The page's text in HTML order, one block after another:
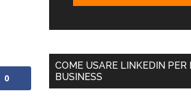
0
COME USARE LINKEDIN PER
BUSINESS